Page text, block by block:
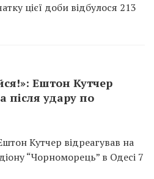
цієї доби відбулося 213
Ештон Кутчер
після удару по
Кутчер відреагував на
“Чорноморець” в Одесі 7